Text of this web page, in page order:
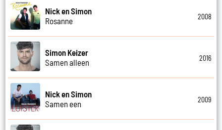
Nick en Simon
Rosanne
2008
Simon Keizer
Samen alleen
2016
Nick en Simon
Samen een
2009